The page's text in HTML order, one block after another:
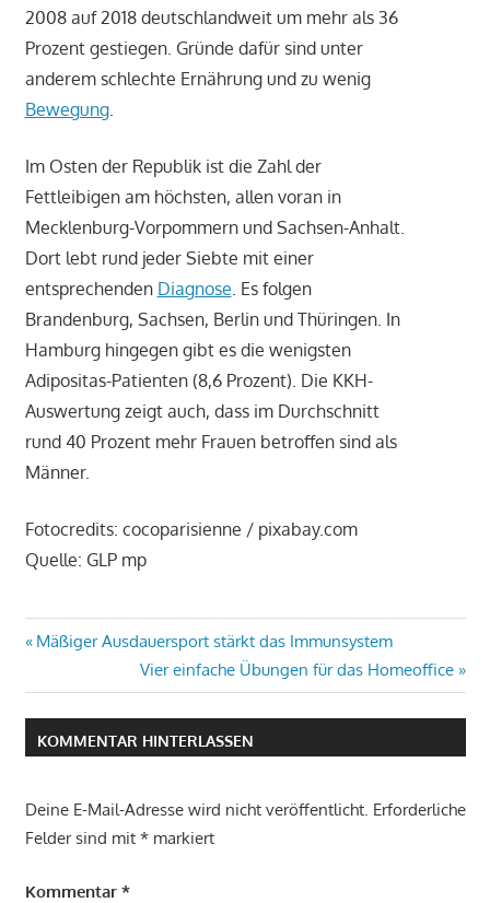
2008 auf 2018 deutschlandweit um mehr als 36
Prozent gestiegen. Gründe dafür sind unter
anderem schlechte Ernährung und zu wenig
Bewegung.
Im Osten der Republik ist die Zahl der
Fettleibigen am höchsten, allen voran in
Mecklenburg-Vorpommern und Sachsen-Anhalt.
Dort lebt rund jeder Siebte mit einer
entsprechenden Diagnose. Es folgen
Brandenburg, Sachsen, Berlin und Thüringen. In
Hamburg hingegen gibt es die wenigsten
Adipositas-Patienten (8,6 Prozent). Die KKH-
Auswertung zeigt auch, dass im Durchschnitt
rund 40 Prozent mehr Frauen betroffen sind als
Männer.
Fotocredits: cocoparisienne / pixabay.com
Quelle: GLP mp
Beitrags-
Navigation
Vorheriger
Mäßiger Ausdauersport stärkt das Immunsystem
Nächster
Beitrag:
Vier einfache Übungen für das Homeoffice
KOMMENTAR HINTERLASSEN
Deine E-Mail-Adresse wird nicht veröffentlicht. Erforderliche
Felder sind mit *markiert
Kommentar *